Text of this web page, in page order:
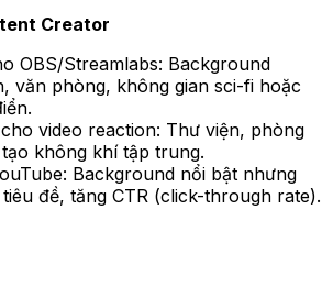
Creator
OBS/Streamlabs: Background
văn phòng, không gian sci-fi hoặc
video reaction: Thư viện, phòng
không khí tập trung.
Background nổi bật nhưng
đề, tăng CTR (click-through rate).